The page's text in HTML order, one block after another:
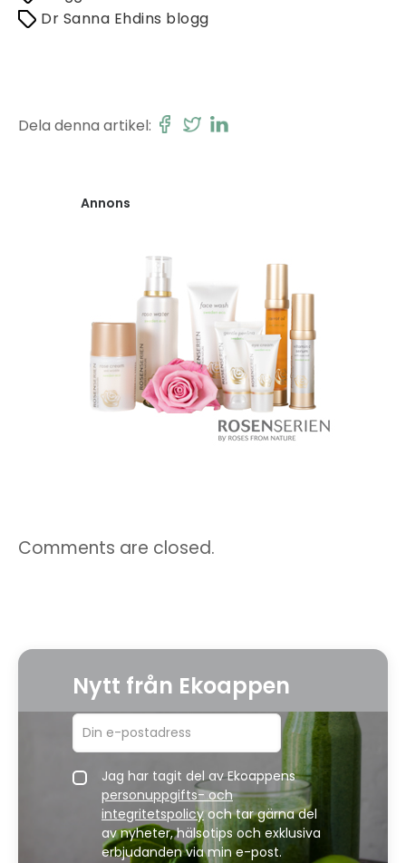
Dr Sanna Ehdins blogg
Dela denna artikel:
Annons
Comments are closed.
Nytt från Ekoappen
Jag har tagit del av Ekoappens
personuppgifts- och
integritetspolicyoch tar gärna del
av nyheter, hälsotips och exklusiva
erbjudanden via min e-post.